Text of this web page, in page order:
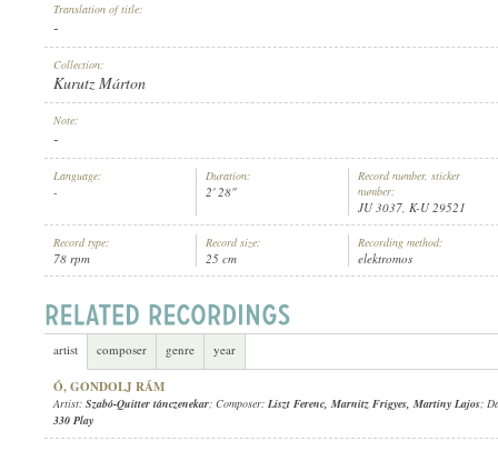
RECORD NUMBER:
Translation of title:
-
Collection:
Kurutz Márton
Note:
-
Language:
-
Duration:
2' 28"
Record number, sticker
number:
JU 3037, K-U 29521
Record type:
78 rpm
Record size:
25 cm
Recording method:
elektromos
artist composer genre year
Ó, GONDOLJ RÁM
Artist: Szabó-Quitter tánczenekar; Composer: Liszt Ferenc, Marnitz Frigyes, Martiny Lajos;
330 Play